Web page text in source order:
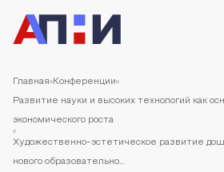
Главная Конференции
Развитие науки и высоких технологий как
экономического роста
Художественно-эстетическое развитие
нового образовательно...